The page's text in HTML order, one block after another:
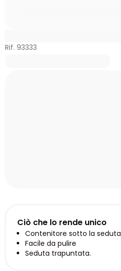
Rif. 93333
Ciò che lo rende unico
Contenitore sotto la seduta
Facile da pulire
Seduta trapuntata.